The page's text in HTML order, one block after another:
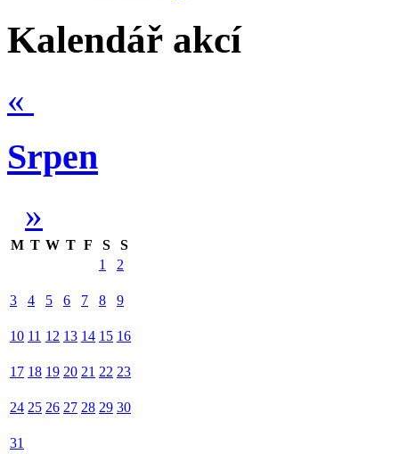
Kalendář akcí
«
Srpen
»
M T W T F S
S
1
2
3 4 5 6 7 8 9
10 11 12 13 14 15 16
17 18 19 20 21 22 23
24 25 26 27 28 29 30
31